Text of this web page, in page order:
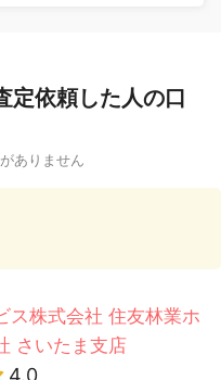
定依頼した人の口
ありません
ス株式会社 住友林業ホ
さいたま支店
4.0